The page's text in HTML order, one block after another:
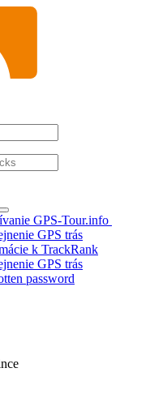
GPS-Tour.info
GPS trás
k TrackRank
GPS trás
password